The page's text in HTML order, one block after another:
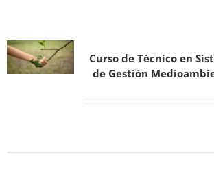
Curso de Técnico en
de Gestión